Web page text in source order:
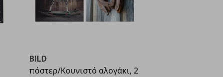
BILD
πόστερ/Κουνιστό αλογάκι, 2